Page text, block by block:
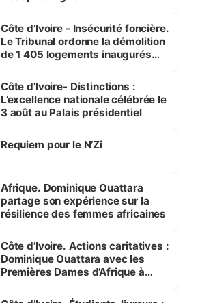
Côte d’Ivoire - Insécurité foncière.
Le Tribunal ordonne la démolition
de 1 405 logements inaugurés
Bassam
Côte d'Ivoire- Distinctions :
L’excellence nationale célébrée le
3 août au Palais présidentiel
Requiem pour le N’Zi
Afrique. Dominique Ouattara
partage son expérience sur la
résilience des femmes africaines
Côte d’Ivoire. Actions caritatives :
Dominique Ouattara avec les
Premières Dames d’Afrique à